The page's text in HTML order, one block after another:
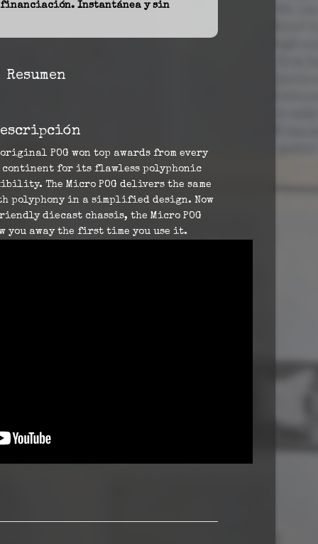
Instantánea y sin
Resumen
POG won top awards from every
continent for its flawless polyphonic
The Micro POG delivers the same
polyphony in a simplified design. Now
diecast chassis, the Micro POG
you away the first time you use it.